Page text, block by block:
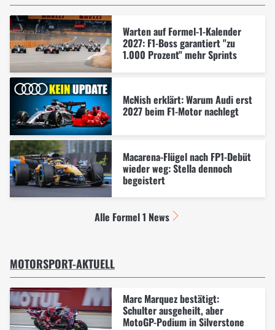
Warten auf Formel-1-Kalender
2027: F1-Boss garantiert "zu
1.000 Prozent" mehr Sprints
McNish erklärt: Warum Audi erst
2027 beim F1-Motor nachlegt
Macarena-Flügel nach FP1-Debüt
wieder weg: Stella dennoch
begeistert
Alle Formel 1 News
MOTORSPORT-AKTUELL
Marc Marquez bestätigt:
Schulter ausgeheilt, aber
MotoGP-Podium in Silverstone